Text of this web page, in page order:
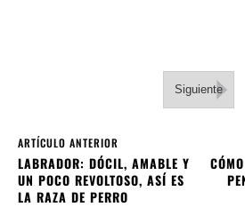
Siguiente
ARTÍCULO ANTERIOR
LABRADOR: DÓCIL, AMABLE Y
UN POCO REVOLTOSO, ASÍ ES
LA RAZA DE PERRO